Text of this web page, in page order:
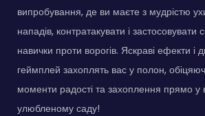
випробування, де ви маєте з мудрістю
нападів, контратакувати і застосовувати
навички проти ворогів. Яскраві ефекти і
геймплей захоплять вас у полон,
моменти радості та захоплення прямо
улюбленому саду!